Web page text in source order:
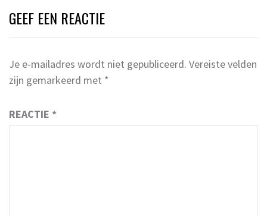
GEEF EEN REACTIE
Je e-mailadres wordt niet gepubliceerd. Vereiste velden
zijn gemarkeerd met *
REACTIE *